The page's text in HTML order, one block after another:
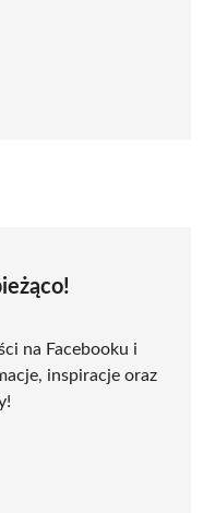
na Facebooku i
inspiracje oraz